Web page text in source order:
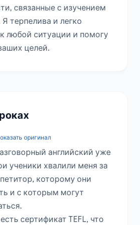
связанные с изучением
терпелива и легко
любой ситуации и помогу
целей.
оригинал
английский уже
ученики хвалили меня за
которому они
и с которым могут
сертификат TEFL, что